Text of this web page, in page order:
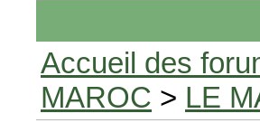
Accueil des
MAROC > LE